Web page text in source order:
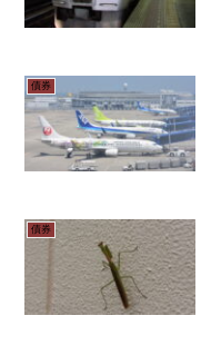
債券
債券